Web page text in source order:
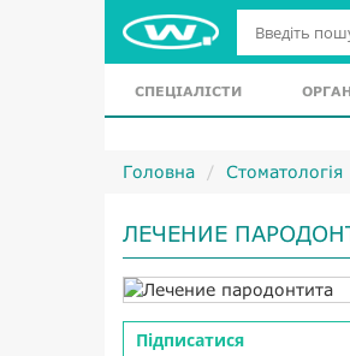
СПЕЦІАЛІСТИ
Головна Стоматологія
ЛЕЧЕНИЕ
Підписатися